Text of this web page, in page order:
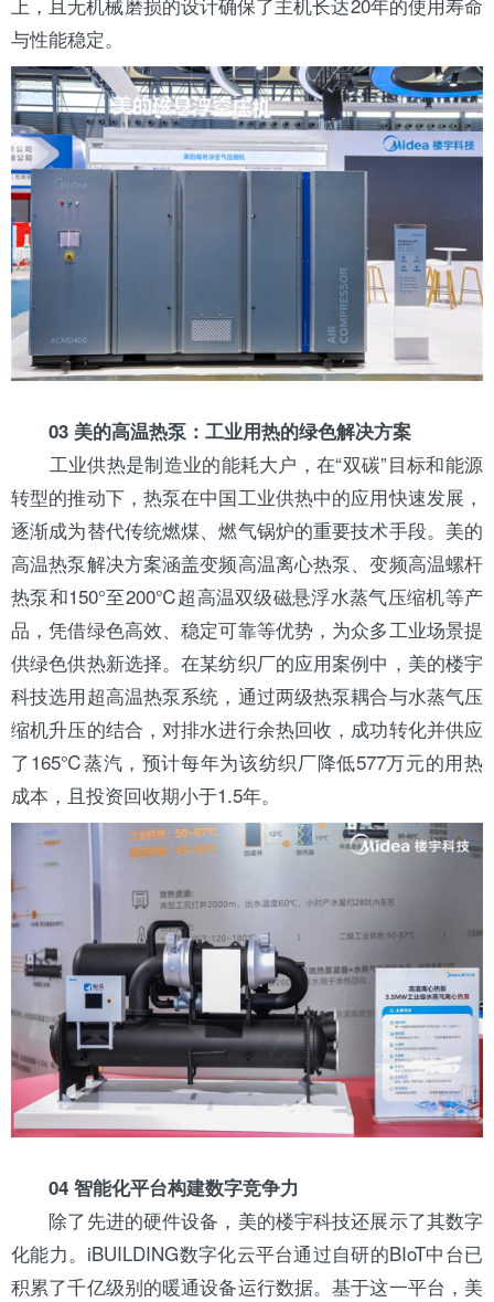
与性能稳定。
03 美的高温热泵：工业用热的绿色解决方案
工业供热是制造业的能耗大户，在“双碳”目标和能源
转型的推动下，热泵在中国工业供热中的应用快速发展，
逐渐成为替代传统燃煤、燃气锅炉的重要技术手段。美的
高温热泵解决方案涵盖变频高温离心热泵、变频高温螺杆
热泵和150°至200℃超高温双级磁悬浮水蒸气压缩机等产
品，凭借绿色高效、稳定可靠等优势，为众多工业场景提
供绿色供热新选择。在某纺织厂的应用案例中，美的楼宇
科技选用超高温热泵系统，通过两级热泵耦合与水蒸气压
缩机升压的结合，对排水进行余热回收，成功转化并供应
了165℃蒸汽，预计每年为该纺织厂降低577万元的用热
成本，且投资回收期小于1.5年。
04 智能化平台构建数字竞争力
除了先进的硬件设备，美的楼宇科技还展示了其数字
化能力。iBUILDING数字化云平台通过自研的BIoT中台已
积累了千亿级别的暖通设备运行数据。基于这一平台，美